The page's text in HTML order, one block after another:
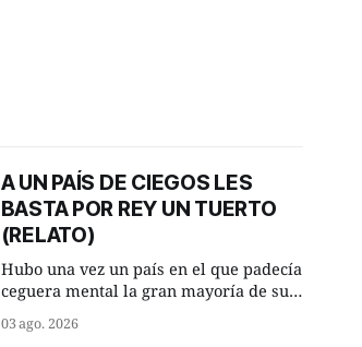
A UN PAÍS DE CIEGOS LES
BASTA POR REY UN TUERTO
(RELATO)
Hubo una vez un país en el que padecía
ceguera mental la gran mayoría de sus
multitud de ciegos mentales valiéndose
03 ago. 2026